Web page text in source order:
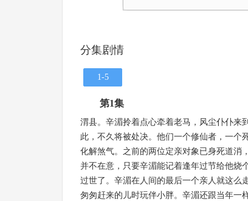
分集剧情
1-5
第1集
渭县。辛湄拎着点心牵着老马，风尘仆仆来
此，不久将被处决。他们一个修仙者，一
化解煞气。之前的两位定亲对象已身死道消
并不在意，只要辛湄能记着逢年过节给他烧
过世了。辛湄在人间的最后一个亲人就这么
匆匆赶来的儿时玩伴小胖。辛湄还跟当年一